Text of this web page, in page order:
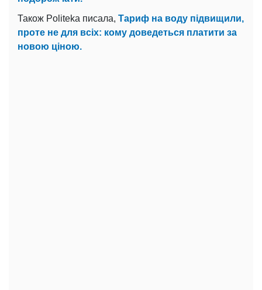
Також Politeka писала, Тариф на воду підвищили,
проте не для всіх: кому доведеться платити за
новою ціною.